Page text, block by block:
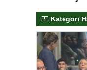
Kategori